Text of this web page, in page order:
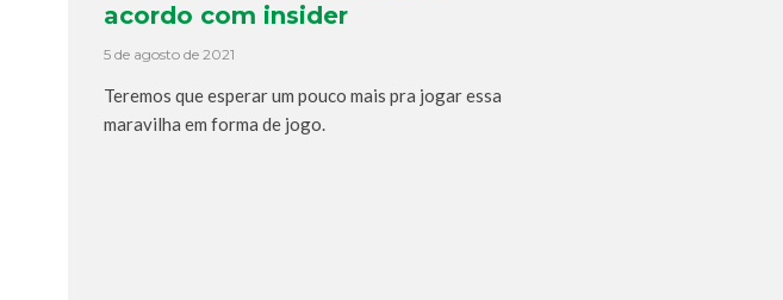
acordo com insider
5 de agosto de 2021
Teremos que esperar um pouco mais pra jogar essa
maravilha em forma de jogo.